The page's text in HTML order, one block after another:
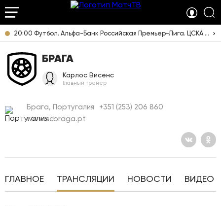
20:00 Футбол. Альфа-Банк Российская Премьер-Лига. ЦСКА - "Ростов" (Ростов-на-Дону). Прямая трансляция
БРАГА
Карлос Висенс
Главный тренер
Брага, Португалия
+351 (253) 206 860
www.scbraga.pt
ГЛАВНОЕ ТРАНСЛЯЦИИ НОВОСТИ ВИДЕО